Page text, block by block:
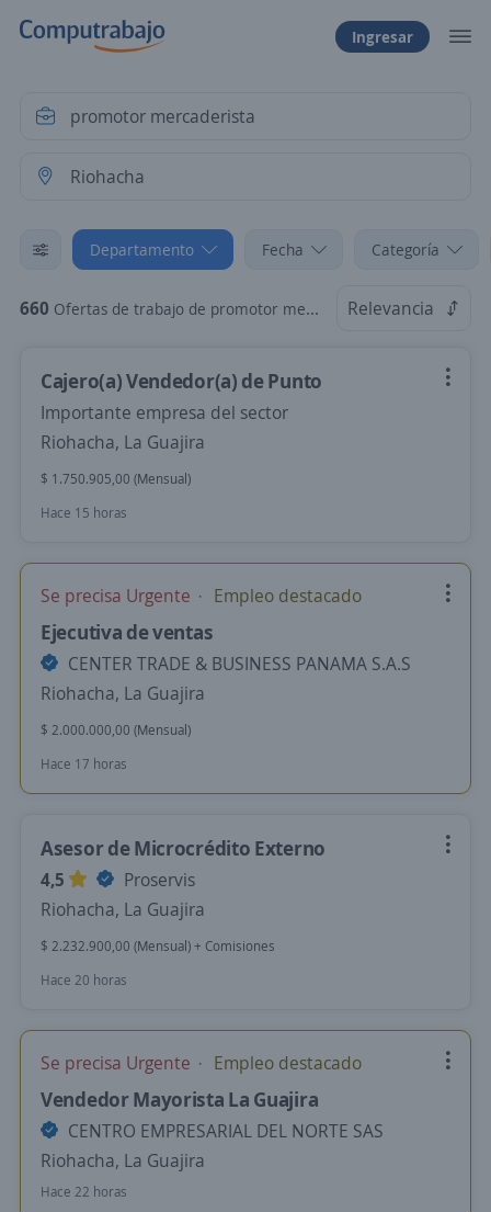
Ingresar
Departamento Fecha Categoría
660 Ofertas de trabajo de promotor mercaderista en Riohacha, La Guajira Relevancia
Cajero(a) Vendedor(a) de Punto
Importante empresa del sector
Riohacha, La Guajira
$ 1.750.905,00 (Mensual)
Hace 15 horas
Se precisa Urgente Empleo destacado
Ejecutiva de ventas
CENTER TRADE & BUSINESS PANAMA S.A.S
Riohacha, La Guajira
$ 2.000.000,00 (Mensual)
Hace 17 horas
Asesor de Microcrédito Externo
4,5
Proservis
Riohacha, La Guajira
$ 2.232.900,00 (Mensual) + Comisiones
Hace 20 horas
Se precisa Urgente Empleo destacado
Vendedor Mayorista La Guajira
CENTRO EMPRESARIAL DEL NORTE SAS
Riohacha, La Guajira
Hace 22 horas